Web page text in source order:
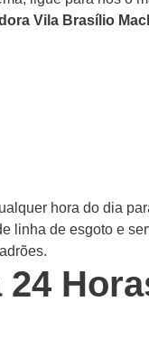
Vila Brasílio
hora do dia
linha de esgoto e